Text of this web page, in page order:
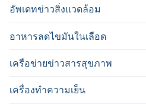
อัพเดทข่าวสิ่งแวดล้อม
อาหารลดไขมันในเลือด
เครือข่ายข่าวสารสุขภาพ
เครื่องทำความเย็น